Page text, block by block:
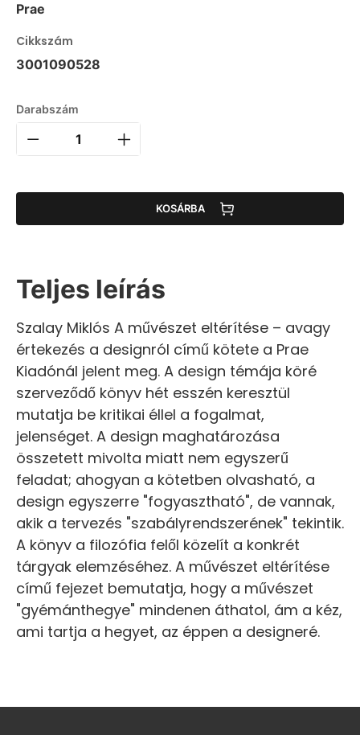
Prae
Cikkszám
3001090528
Darabszám
KOSÁRBA
Teljes leírás
Szalay Miklós A művészet eltérítése – avagy
értekezés a designról című kötete a Prae
Kiadónál jelent meg. A design témája köré
szerveződő könyv hét esszén keresztül
mutatja be kritikai éllel a fogalmat,
jelenséget. A design maghatározása
összetett mivolta miatt nem egyszerű
feladat; ahogyan a kötetben olvasható, a
design egyszerre "fogyasztható", de vannak,
akik a tervezés "szabályrendszerének" tekintik.
A könyv a filozófia felől közelít a konkrét
tárgyak elemzéséhez. A művészet eltérítése
című fejezet bemutatja, hogy a művészet
"gyémánthegye" mindenen áthatol, ám a kéz,
ami tartja a hegyet, az éppen a designeré.